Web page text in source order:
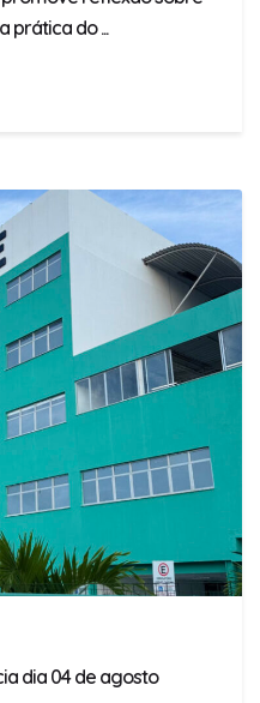
prática do ...
dia 04 de agosto